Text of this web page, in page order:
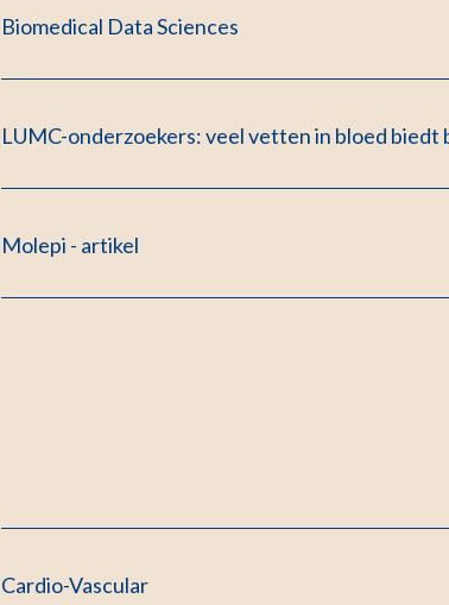
Biomedical Data Sciences
LUMC-onderzoekers: veel vetten in bloed
Molepi - artikel
Cardio-Vascular